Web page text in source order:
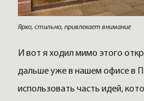
Ярко, стильно, привлекает внимание
И вот я ходил мимо этого
дальше уже в нашем офисе в
использовать часть идей,